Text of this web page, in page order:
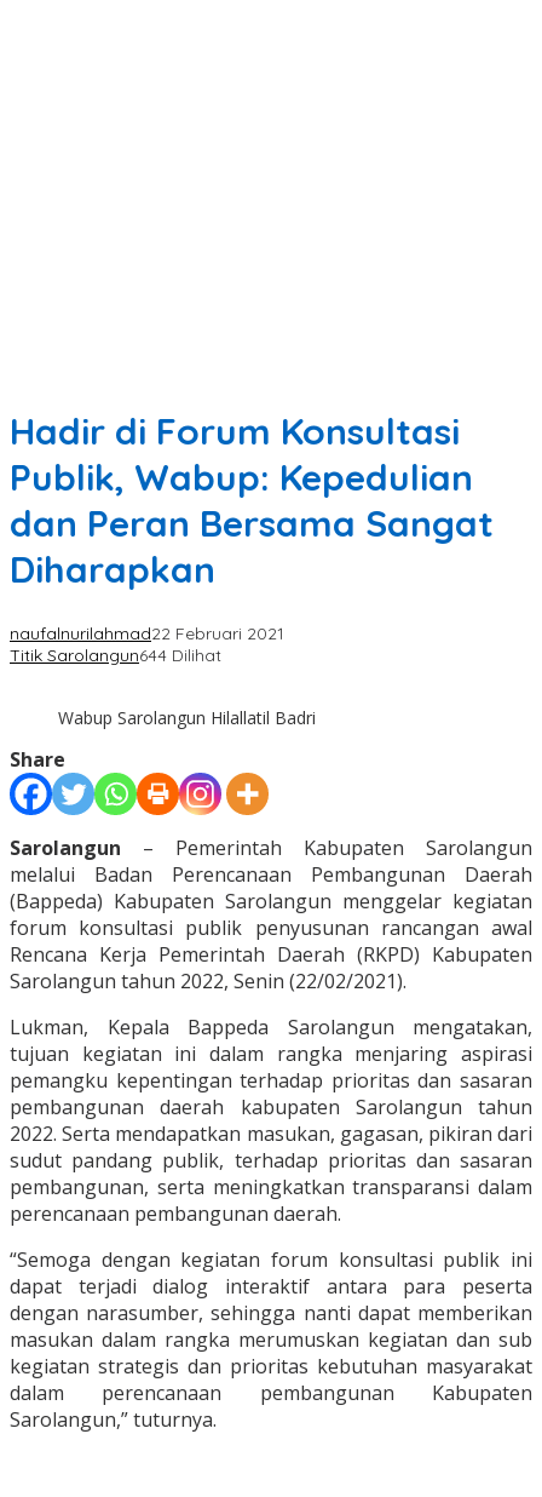
Hadir di Forum Konsultasi
Publik, Wabup: Kepedulian
dan Peran Bersama Sangat
Diharapkan
naufalnurilahmad22 Februari 2021
Titik Sarolangun644 Dilihat
Wabup Sarolangun Hilallatil Badri
Share
Sarolangun – Pemerintah Kabupaten Sarolangun
melalui Badan Perencanaan Pembangunan Daerah
(Bappeda) Kabupaten Sarolangun menggelar kegiatan
forum konsultasi publik penyusunan rancangan awal
Rencana Kerja Pemerintah Daerah (RKPD) Kabupaten
Sarolangun tahun 2022, Senin (22/02/2021).
Lukman, Kepala Bappeda Sarolangun mengatakan,
tujuan kegiatan ini dalam rangka menjaring aspirasi
pemangku kepentingan terhadap prioritas dan sasaran
pembangunan daerah kabupaten Sarolangun tahun
2022. Serta mendapatkan masukan, gagasan, pikiran dari
sudut pandang publik, terhadap prioritas dan sasaran
pembangunan, serta meningkatkan transparansi dalam
perencanaan pembangunan daerah.
“Semoga dengan kegiatan forum konsultasi publik ini
dapat terjadi dialog interaktif antara para peserta
dengan narasumber, sehingga nanti dapat memberikan
masukan dalam rangka merumuskan kegiatan dan sub
kegiatan strategis dan prioritas kebutuhan masyarakat
dalam perencanaan pembangunan Kabupaten
Sarolangun,” tuturnya.